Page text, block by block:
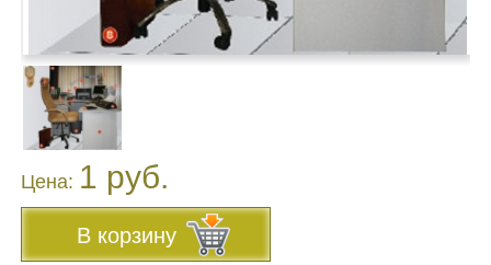
Цена: 1 руб.
В корзину